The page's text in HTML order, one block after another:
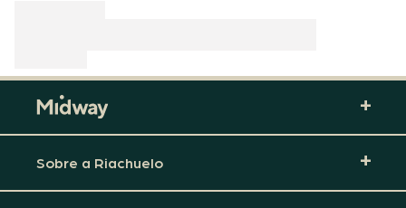
Sobre a Riachuelo